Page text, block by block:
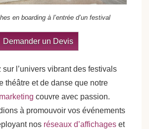
en boarding à l’entrée d’un festival
Demander un Devis
l’univers vibrant des festivals
théâtre et de danse que notre
couvre avec passion.
à promouvoir vos événements
nos réseaux d’affichages et